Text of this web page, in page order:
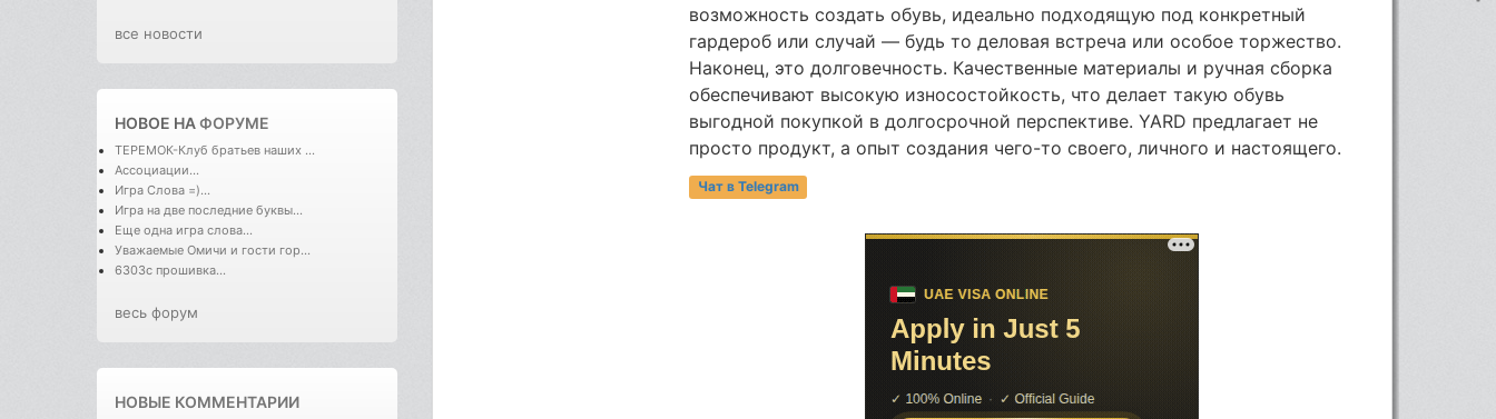
все новости
НОВОЕ НАФОРУМЕ
ТЕРЕМОК-Клуб братьев наших ...
Ассоциации...
Игра Слова =)...
Игра на две последние буквы...
Еще одна игра слова...
Уважаемые Омичи и гости гор...
6303с прошивка...
весь форум
НОВЫЕ КОММЕНТАРИИ
возможность создать обувь, идеально подходящую под конкретный
гардероб или случай — будь то деловая встреча или особое торжество.
Наконец, это долговечность. Качественные материалы и ручная сборка
обеспечивают высокую износостойкость, что делает такую обувь
выгодной покупкой в долгосрочной перспективе. YARD предлагает не
просто продукт, а опыт создания чего-то своего, личного и настоящего.
Чат в Telegram